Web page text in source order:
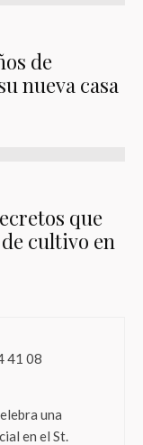
de
nueva casa
que
cultivo en
una
en el St.